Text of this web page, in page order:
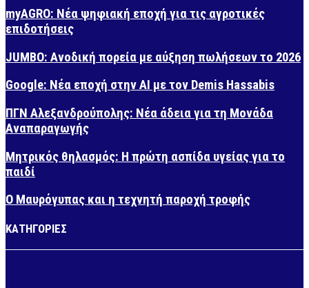
myAGRO: Νέα ψηφιακή εποχή για τις αγροτικές
επιδοτήσεις
JUMBO: Ανοδική πορεία με αύξηση πωλήσεων το 2026
Google: Νέα εποχή στην AI με τον Demis Hassabis
ΠΓΝ Αλεξανδρούπολης: Νέα άδεια για τη Μονάδα
Αναπαραγωγής
Μητρικός θηλασμός: Η πρώτη ασπίδα υγείας για το
παιδί
Ο Μαυρόγυπας και η τεχνητή παροχή τροφής
ΚΑΤΗΓΟΡΙΕΣ